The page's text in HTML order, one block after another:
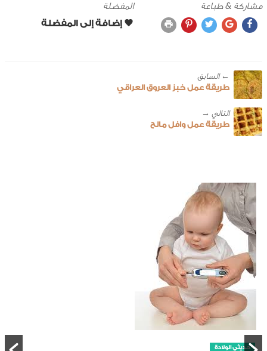
مشاركة & طباعة المفضلة
← ‎السابق
طريقة عمل خبز العروق العراقي
طريقة عمل وافل مالح
حديثي الولادة